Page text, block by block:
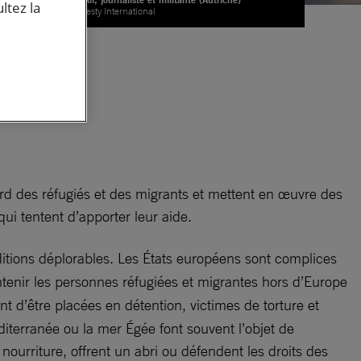
© Amnesty International
des réfugiés et des migrants et mettent en œuvre des
tentent d’apporter leur aide.
déplorables. Les États européens sont complices
les personnes réfugiées et migrantes hors d’Europe
d’être placées en détention, victimes de torture et
ou la mer Égée font souvent l’objet de
offrent un abri ou défendent les droits des
la